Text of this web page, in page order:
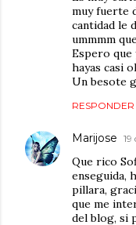
muy fuerte
cantidad le
ummmm
Espero
hayas casi
Un besote
RESPONDER
Marijose 19
Que rico
enseguida,
pillara,
que me
del blog, si